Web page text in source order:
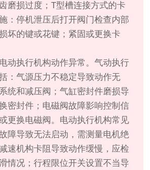
磨损过度；T型槽连接方式的卡
：停机泄压后打开阀门检查内部
坏的键或花键；紧固或更换卡
动执行机构动作异常。气动执行
：气源压力不稳定导致动作无
统和减压阀；气缸密封件磨损导
密封件；电磁阀故障影响控制信
更换电磁阀。电动执行机构常见
障导致无法启动，需测量电机绝
速机构卡阻导致动作缓慢，应检
情况；行程限位开关设置不当导